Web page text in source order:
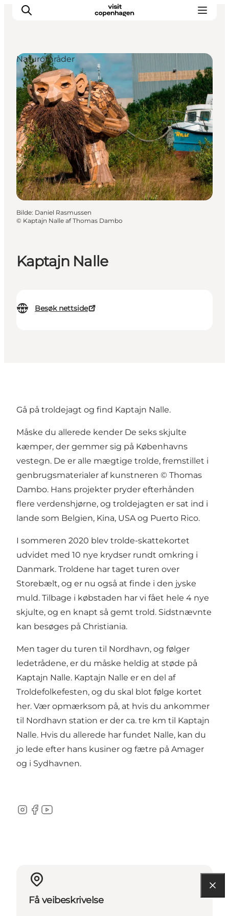
Aktiviteter
Spise og drikke
Planlegg turen din
Kaptajn Nalle
Besøk nettside
Naturområder
Bilde: Daniel Rasmussen
© Kaptajn Nalle af Thomas Dambo
Gå på troldejagt og find Kaptajn Nalle.
Måske du allerede kender De seks skjulte
kæmper, der gemmer sig på Københavns
vestegn. De er alle mægtige trolde, fremstillet i
genbrugsmaterialer af kunstneren © Thomas
Dambo. Hans projekter pryder efterhånden
flere verdenshjørne, og troldejagten er sat ind i
lande som Belgien, Kina, USA og Puerto Rico.
I sommeren 2020 blev trolde-skattekortet
udvidet med 10 nye krydser rundt omkring i
Danmark. Troldene har taget turen over
Storebælt, og er nu også at finde i den jyske
muld. Tilbage i købstaden har vi fået hele 4 nye
skjulte, og en knapt så gemt trold. Sidstnævnte
kan besøges på Christiania.
Men tager du turen til Nordhavn, og følger
ledetrådene, er du måske heldig at støde på
Kaptajn Nalle. Kaptajn Nalle er en del af
Troldefolkefesten, og du skal blot følge kortet
her. Vær opmærksom på, at hvis du ankommer
til Nordhavn station er der ca. tre km til Kaptajn
Nalle. Hvis du allerede har fundet Nalle, kan du
jo lede efter hans kusiner og fætre på Amager
og i Sydhavnen.
Instagram
Facebook
Youtube
Få veibeskrivelse